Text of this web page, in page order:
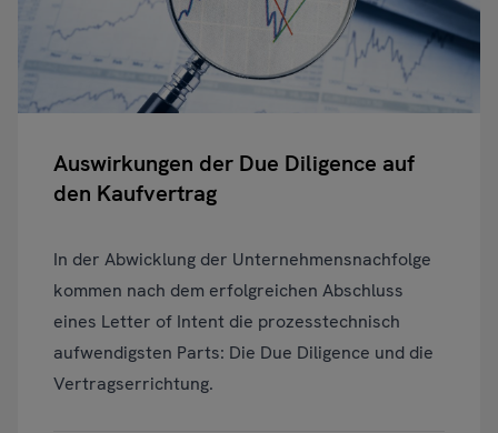
Auswirkungen der Due Diligence auf
den Kaufvertrag
In der Abwicklung der Unternehmensnachfolge
kommen nach dem erfolgreichen Abschluss
eines Letter of Intent die prozesstechnisch
aufwendigsten Parts: Die Due Diligence und die
Vertragserrichtung.